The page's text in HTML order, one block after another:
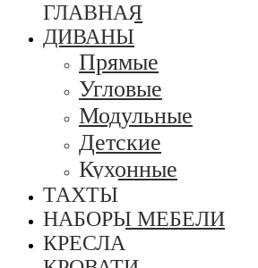
ГЛАВНАЯ
ДИВАНЫ
Прямые
Угловые
Модульные
Детские
Кухонные
ТАХТЫ
НАБОРЫ МЕБЕЛИ
КРЕСЛА